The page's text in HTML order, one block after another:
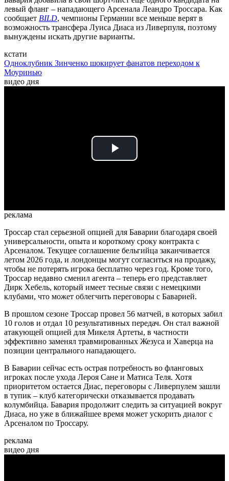
левый фланг – нападающего Арсенала Леандро Троссара. Как
сообщает BILD, чемпионы Германии все меньше верят в
возможность трансфера Луиса Диаса из Ливерпуля, поэтому
вынуждены искать другие варианты.
кстати
Одноклубник Зинченко шокирует фанатов переходом к
Моуринью
видео дня
Play
реклама
Троссар стал серьезной опцией для Баварии благодаря своей
универсальности, опыта и короткому сроку контракта с
Арсеналом. Текущее соглашение бельгийца заканчивается
летом 2026 года, и лондонцы могут согласиться на продажу,
чтобы не потерять игрока бесплатно через год. Кроме того,
Троссар недавно сменил агента – теперь его представляет
Дирк Хебель, который имеет тесные связи с немецкими
клубами, что может облегчить переговоры с Баварией.
В прошлом сезоне Троссар провел 56 матчей, в которых забил
10 голов и отдал 10 результативных передач. Он стал важной
атакующей опцией для Микеля Артеты, в частности
эффективно заменял травмированных Жезуса и Хаверца на
позиции центрального нападающего.
В Баварии сейчас есть острая потребность во фланговых
игроках после ухода Лероя Сане и Матиса Теля. Хотя
приоритетом остается Диас, переговоры с Ливерпулем зашли
в тупик – клуб категорически отказывается продавать
колумбийца. Бавария продолжит следить за ситуацией вокруг
Диаса, но уже в ближайшее время может ускорить диалог с
Арсеналом по Троссару.
реклама
видео дня